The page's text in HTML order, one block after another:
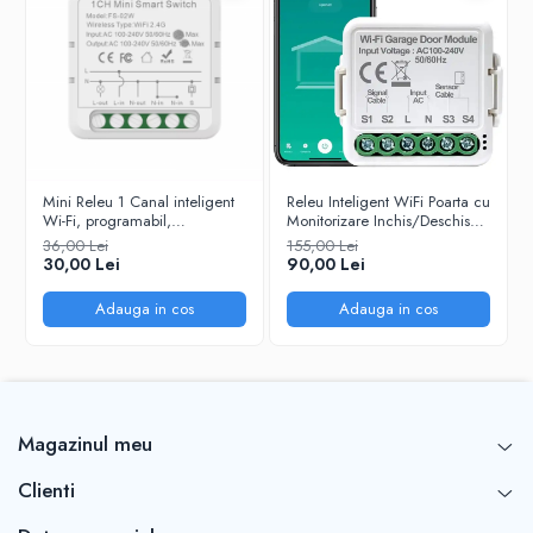
Mini Releu 1 Canal inteligent
Wi-Fi, programabil,
Compatibil cu app Tuya,
Smart Life, Control vocal,
Alexa, Amazon, Google
Home, 10A @SmartWiz
36,00 Lei
30,00 Lei
Adauga in cos
Releu Inteligent WiFi Poarta cu
Monitorizare Inchis/Deschis
220V Tuya/SmartLife
@SmartWiz
155,00 Lei
90,00 Lei
Adauga in cos
Magazinul meu
Clienti